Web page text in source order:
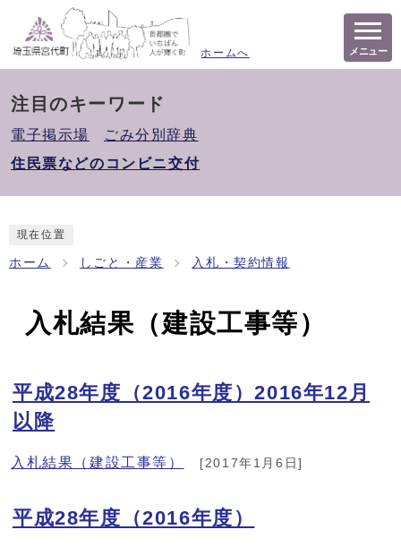
ホームへ メニュー
注目のキーワード
電子掲示場
ごみ分別辞典
住民票などのコンビニ交付
現在位置
ホーム しごと・産業 入札・契約情報
入札結果（建設工事等）
平成28年度（2016年度）2016年12月
以降
入札結果（建設工事等） [2017年1月6日]
平成28年度（2016年度）